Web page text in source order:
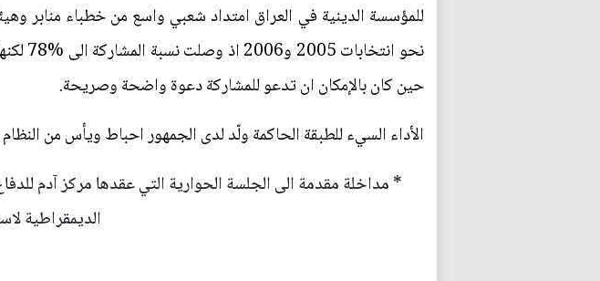
للمؤسسة الدينية في العراق امتداد شعبي واسع من خطباء
حين كان بالإمكان ان تدعو للمشاركة دعوة واضحة وصريحة.
الأداء السيء للطبقة الحاكمة ولّد لدى الجمهور احباط ويأس من
* مداخلة مقدمة الى الجلسة الحوارية التي عقدها مركز آدم
الديمقراطية